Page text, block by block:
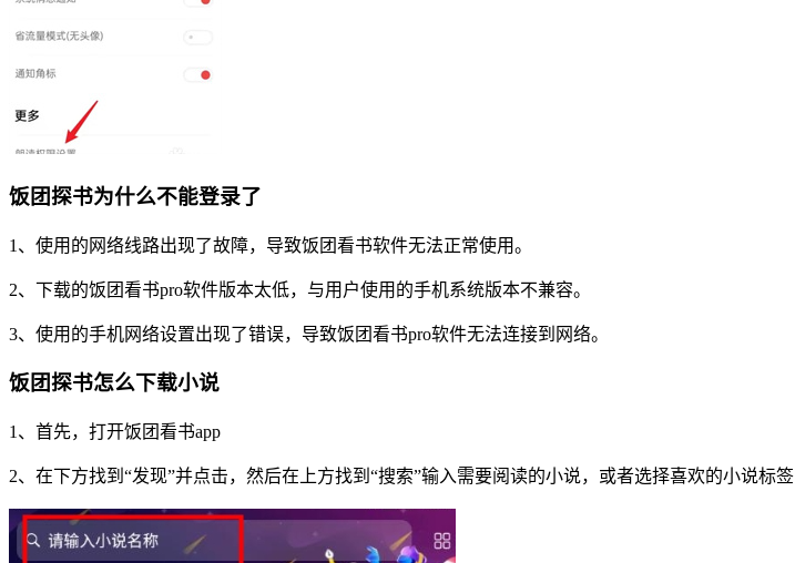
饭团探书为什么不能登录了
1、使用的网络线路出现了故障，导致饭团看书软件无法正常使用。
2、下载的饭团看书pro软件版本太低，与用户使用的手机系统版本不兼容。
3、使用的手机网络设置出现了错误，导致饭团看书pro软件无法连接到网络。
饭团探书怎么下载小说
1、首先，打开饭团看书app
2、在下方找到“发现”并点击，然后在上方找到“搜索”输入需要阅读的小说，或者选择喜欢的小说标签